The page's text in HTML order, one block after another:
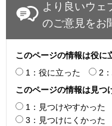
より良いウェ
のご意見をお
このページの情報は役に
1：役に立った
2
このページの情報は見つ
1：見つけやすかった
3：見つけにくかった